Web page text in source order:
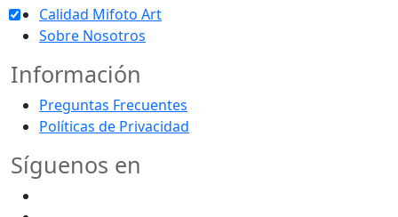
Calidad Mifoto Art
Sobre Nosotros
Información
Preguntas Frecuentes
Políticas de Privacidad
Síguenos en